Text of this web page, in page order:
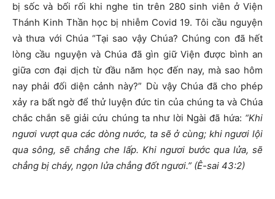
bị sốc và bối rối khi nghe tin trên 280 sinh viên ở Viện
Thánh Kinh Thần học bị nhiễm Covid 19. Tôi cầu nguyện
và thưa với Chúa “Tại sao vậy Chúa? Chúng con đã hết
lòng cầu nguyện và Chúa đã gìn giữ Viện được bình an
giữa cơn đại dịch từ đầu năm học đến nay, mà sao hôm
nay phải đối diện cảnh này?” Dù vậy Chúa đã cho phép
xảy ra bất ngờ để thử luyện đức tin của chúng ta và Chúa
chắc chắn sẽ giải cứu chúng ta như lời Ngài đã hứa: “Khi
ngươi vượt qua các dòng nước, ta sẽ ở cùng; khi ngươi lội
qua sông, sẽ chẳng che lấp. Khi ngươi bước qua lửa, sẽ
chẳng bị cháy, ngọn lửa chẳng đốt ngươi.” (Ê-sai 43:2)